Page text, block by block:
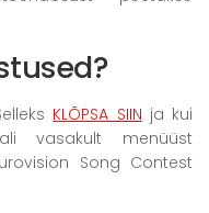
KLÕPSA SIIN ja kui
vasakult menüüst
Song Contest